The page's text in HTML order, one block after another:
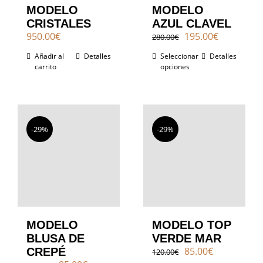
MODELO
CRISTALES
950.00€
Añadir al
carrito
Detalles
MODELO
AZUL CLAVEL
280.00€ El
original
era:
195.00€El
actual
Seleccionar
opciones
Detalles
-29%
MODELO
BLUSA DE
CREPÉ
-29%
MODELO TOP
VERDE MAR
120.00€ El
85.00€El